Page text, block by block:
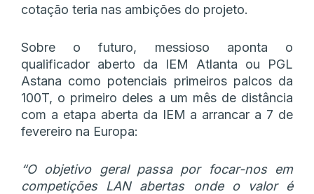
cotação teria nas ambições do projeto.
Sobre o futuro, messioso aponta o
qualificador aberto da IEM Atlanta ou PGL
Astana como potenciais primeiros palcos da
100T, o primeiro deles a um mês de distância
com a etapa aberta da IEM a arrancar a 7 de
fevereiro na Europa:
“O objetivo geral passa por focar-nos em
competições LAN abertas onde o valor é